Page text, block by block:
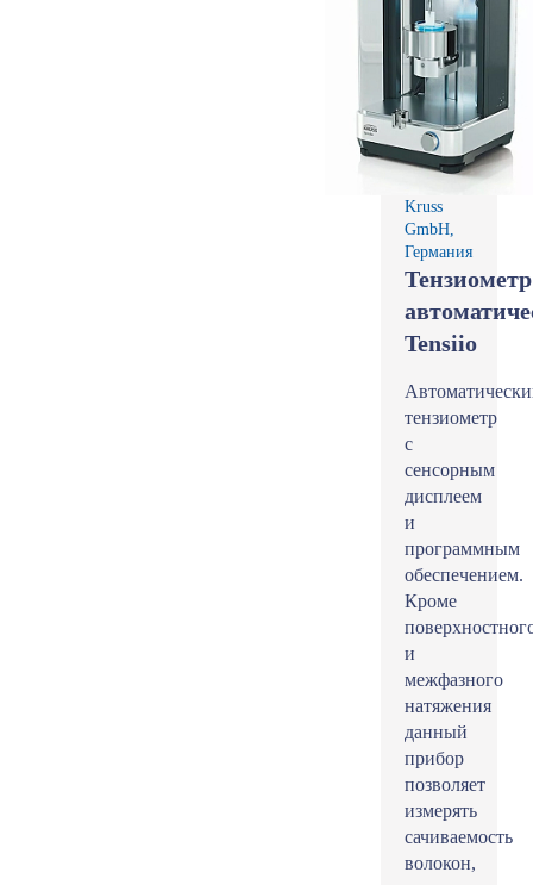
Kruss
GmbH,
Германия
Тензиометр
Tensiio
тензиометр
с
сенсорным
дисплеем
и
программным
обеспечением.
Кроме
и
межфазного
натяжения
данный
прибор
позволяет
измерять
сачиваемость
волокон,